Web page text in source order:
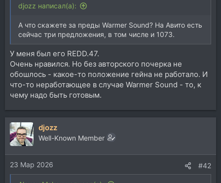
djozz написал(а):
А что скажете за преды Warmer Sound? На Авито есть
сейчас три предложения, в том числе и 1073.
У меня был его REDD.47.
Очень нравился. Но без авторского почерка не
обошлось - какое-то положение гейна не работало. И
что-то неработающее в случае Warmer Sound - то, к
чему надо быть готовым.
djozz
Well-Known Member
23 Мар 2026 #42